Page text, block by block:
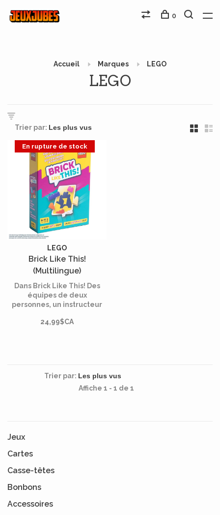
0
Accueil Marques LEGO
LEGO
Trier par:
En rupture de stock
LEGO
Brick Like This!
(Multilingue)
Dans Brick Like This! Des
équipes de deux
personnes, un instructeur
chargées de construire une
24,99$CA
Trier par:
Affiche 1 - 1 de 1
Jeux
Cartes
Casse-têtes
Bonbons
Accessoires